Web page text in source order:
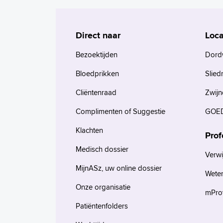
Direct naar
Bezoektijden
Bloedprikken
Cliëntenraad
Complimenten of Suggestie
Klachten
Medisch dossier
MijnASz, uw online dossier
Onze organisatie
Patiëntenfolders